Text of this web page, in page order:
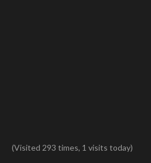
(Visited 293 times, 1 visits today)